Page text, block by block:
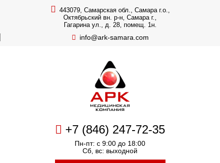
443079, Самарская обл., Самара г.о.,
Октябрьский вн. р-н, Самара г.,
Гагарина ул., д. 28, помещ. 1н.
info@ark-samara.com
+7 (846) 247-72-35
Пн-пт: с 9:00 до 18:00
Сб, вс: выходной